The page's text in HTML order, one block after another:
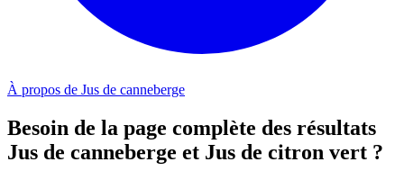
À propos de Jus de canneberge
Besoin de la page complète des résultats
Jus de canneberge et Jus de citron vert ?